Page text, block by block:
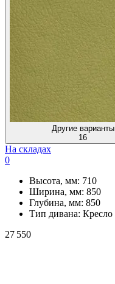
Другие варианты
16
На складах
0
Высота, мм: 710
Ширина, мм: 850
Глубина, мм: 850
Тип дивана: Кресло
27 550